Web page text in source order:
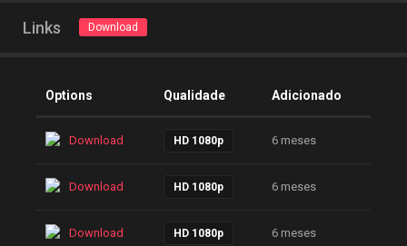
Links Download
Options Qualidade Adicionado
Download HD 1080p 6 meses
Download HD 1080p 6 meses
Download HD 1080p 6 meses